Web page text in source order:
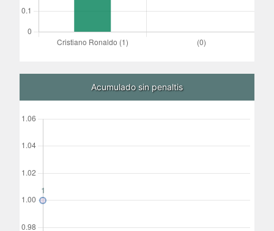
Acumulado sin penaltis